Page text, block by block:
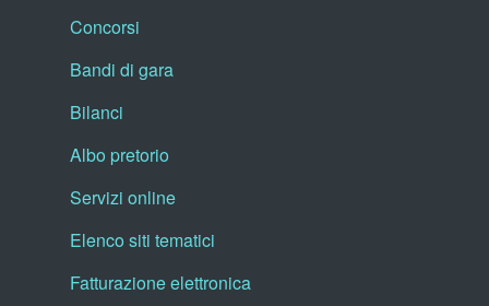
Concorsi
Bandi di gara
Bilanci
Albo pretorio
Servizi online
Elenco siti tematici
Fatturazione elettronica